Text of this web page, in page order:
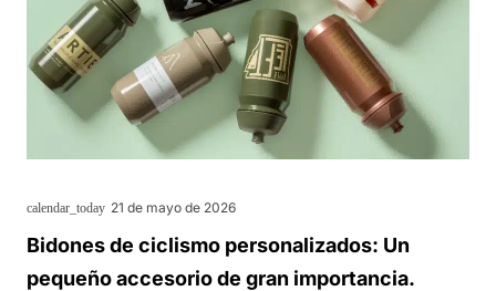
calendar_today 21 de mayo de 2026
Bidones de ciclismo personalizados: Un
pequeño accesorio de gran importancia.